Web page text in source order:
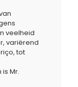
veelheid
variërend
tot
Mr.